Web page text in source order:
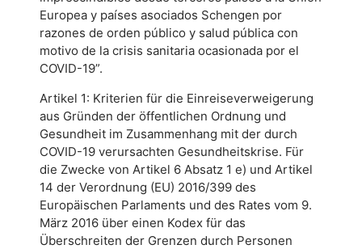
Europea y países asociados Schengen por
razones de orden público y salud pública con
motivo de la crisis sanitaria ocasionada por el
COVID-19”.
Artikel 1: Kriterien für die Einreiseverweigerung
aus Gründen der öffentlichen Ordnung und
Gesundheit im Zusammenhang mit der durch
COVID-19 verursachten Gesundheitskrise. Für
die Zwecke von Artikel 6 Absatz 1 e) und Artikel
14 der Verordnung (EU) 2016/399 des
Europäischen Parlaments und des Rates vom 9.
März 2016 über einen Kodex für das
Überschreiten der Grenzen durch Personen